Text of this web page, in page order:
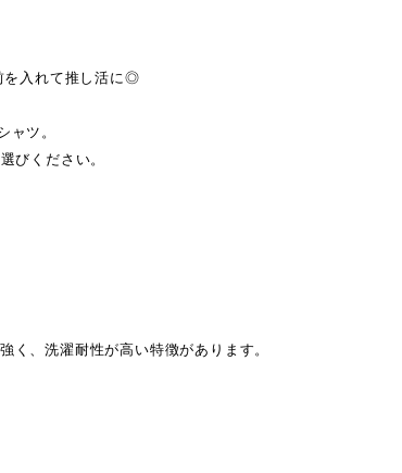
を入れて推し活に◎
ツ。
びください。
く、洗濯耐性が高い特徴があります。